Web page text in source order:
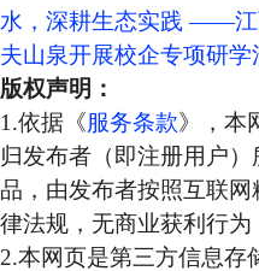
水，深耕生态实践 ——江
夫山泉开展校企专项研学
版权声明：
1.依据《服务条款》，本
归发布者（即注册用户
品，由发布者按照互联
律法规，无商业获利行为
2.本网页是第三方信息存